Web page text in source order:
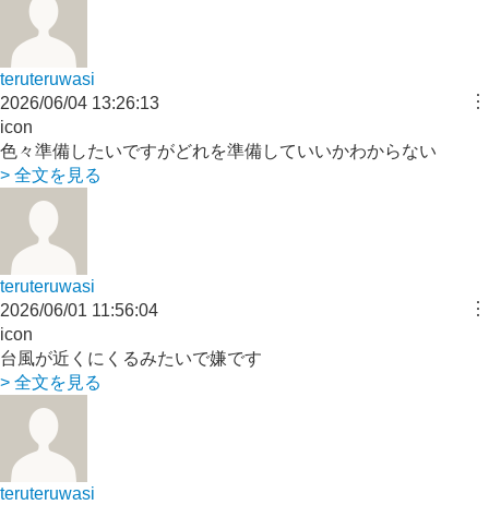
teruteruwasi
︙
2026/06/04 13:26:13
icon
色々準備したいですがどれを準備していいかわからない
> 全文を見る
teruteruwasi
︙
2026/06/01 11:56:04
icon
台風が近くにくるみたいで嫌です
> 全文を見る
teruteruwasi